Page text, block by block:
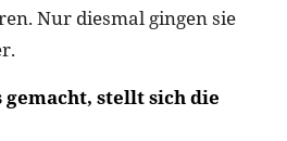
Nur diesmal gingen sie
gemacht, stellt sich die